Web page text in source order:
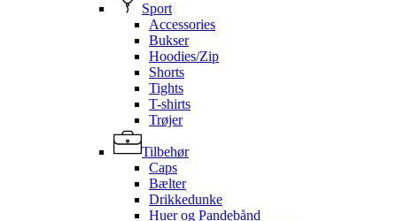
Sport
Accessories
Bukser
Hoodies/Zip
Shorts
Tights
T-shirts
Trøjer
Tilbehør
Caps
Bælter
Drikkedunke
Huer og Pandebånd